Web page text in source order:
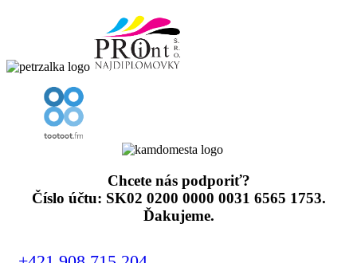
Chcete nás podporiť?
Číslo účtu: SK02 0200 0000 0031 6565 1753.
Ďakujeme.